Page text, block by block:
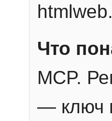
Что
MCP.
— ключ